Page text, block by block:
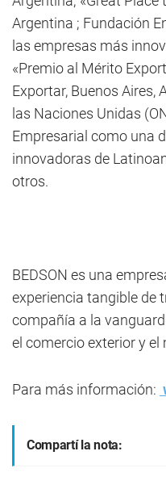
Argentina ; Fundación
las empresas más
«Premio al Mérito
Exportar, Buenos Aires,
las Naciones Unidas
Empresarial como una
innovadoras de
otros.
BEDSON es una
experiencia tangible de
compañía a la
el comercio exterior y
Para más información:
Compartí la nota: